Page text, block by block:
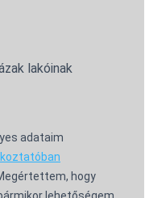
lakóinak
adataim
hogy